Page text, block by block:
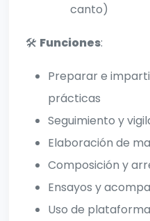
canto)
🛠️ Funciones:
Preparar e
prácticas
Seguimiento y
Elaboración de
Composición y
Ensayos y
Uso de